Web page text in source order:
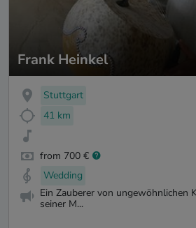
Frank Heinkel
Stuttgart
41 km
from 700 €
Wedding
Ein Zauberer von ungewöhnlichen
seiner M...